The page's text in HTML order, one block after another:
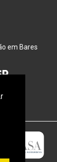
em Bares